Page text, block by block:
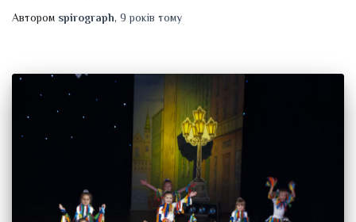
Автором spirograph, 9 років тому